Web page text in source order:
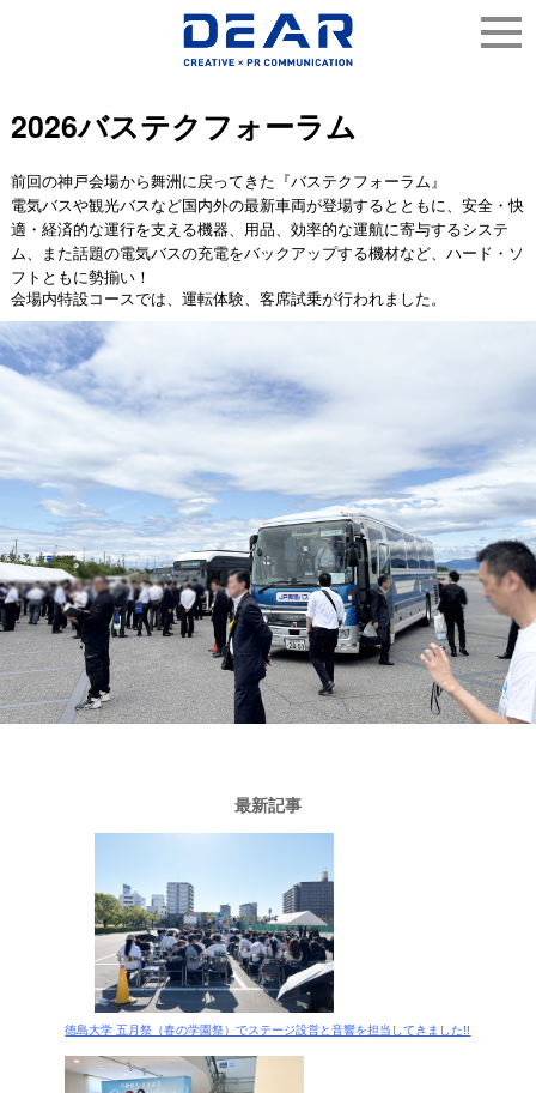
2026バステクフォーラム
前回の神戸会場から舞洲に戻ってきた『バステクフォーラム』
電気バスや観光バスなど国内外の最新車両が登場するとともに、安全・快
適・経済的な運行を支える機器、用品、効率的な運航に寄与するシステ
ム、また話題の電気バスの充電をバックアップする機材など、ハード・ソ
フトともに勢揃い！
会場内特設コースでは、運転体験、客席試乗が行われました。
最新記事
徳島大学 五月祭（春の学園祭）でステージ設営と音響を担当してきました!!